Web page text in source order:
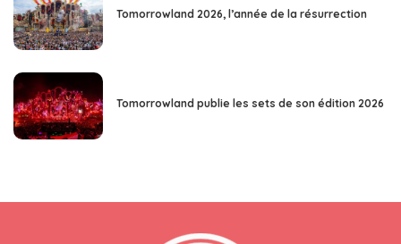
Tomorrowland 2026, l’année de la résurrection
Tomorrowland publie les sets de son édition 2026